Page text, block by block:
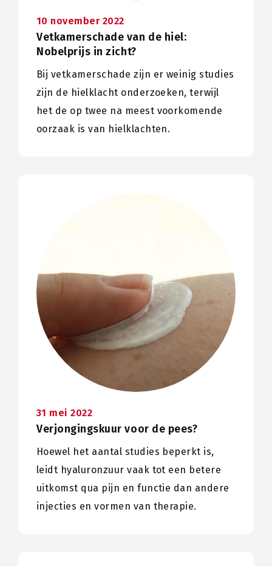
10 november 2022
Vetkamerschade van de hiel:
Nobelprijs in zicht?
Bij vetkamerschade zijn er weinig studies
zijn de hielklacht onderzoeken, terwijl
het de op twee na meest voorkomende
oorzaak is van hielklachten.
31 mei 2022
Verjongingskuur voor de pees?
Hoewel het aantal studies beperkt is,
leidt hyaluronzuur vaak tot een betere
uitkomst qua pijn en functie dan andere
injecties en vormen van therapie.